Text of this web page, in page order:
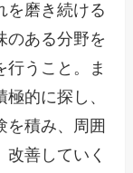
を磨き続ける
のある分野を
行うこと。ま
的に探し、
を積み、周囲
善していく